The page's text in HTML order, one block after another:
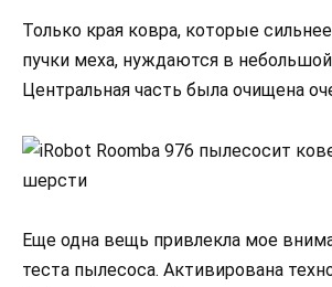
Только края ковра, которые
пучки меха, нуждаются в
Центральная часть была очищена
Еще одна вещь привлекла мое
теста пылесоса. Активирована